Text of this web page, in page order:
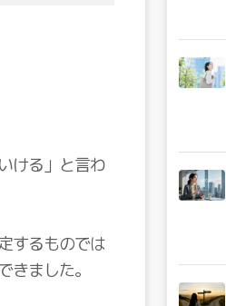
ける」と言わ
するものでは
ました。